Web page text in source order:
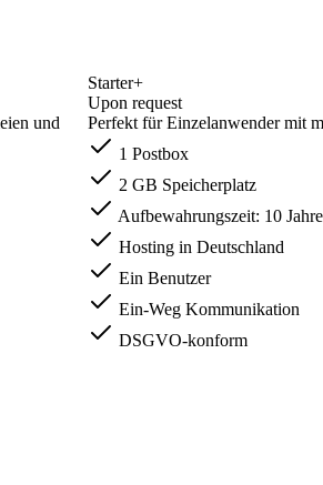
und
Starter+
Upon request
Perfekt für Einzelanwender mit
1 Postbox
2 GB Speicherplatz
Aufbewahrungszeit: 10 Jahre
Hosting in Deutschland
Ein Benutzer
Ein-Weg Kommunikation
DSGVO-konform